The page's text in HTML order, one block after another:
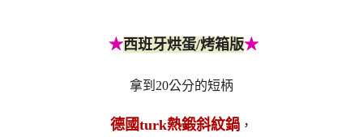
★西班牙烘蛋/烤箱版★
拿到20公分的短柄
德國turk熱鍛斜紋鍋 ，